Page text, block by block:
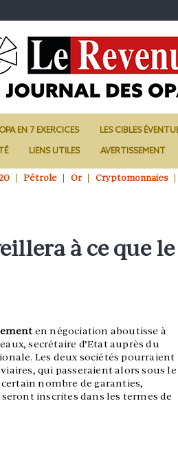
EN 7 EXERCICES LES CIBLES
LIENS UTILES AVERTISSEMENT
Pétrole Or Cryptomonnaies
à ce que le
en négociation aboutisse à
secrétaire d’Etat auprès du
Les deux sociétés pourraient
qui passeraient alors sous le
certain nombre de garanties,
inscrites dans les termes de